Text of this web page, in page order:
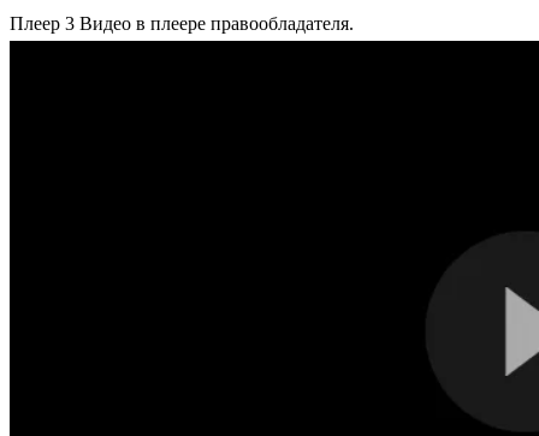
Плеер 3 Видео в плеере правообладателя.